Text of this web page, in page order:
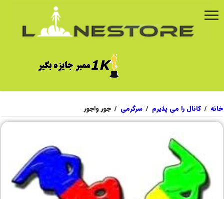
خانه / کانال را می پذیرم / سرگرمی / جور واجور